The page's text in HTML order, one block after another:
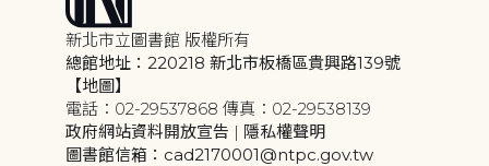
新北市立圖書館 版權所有
總館地址：220218 新北市板橋區貴興路139號
【地圖】
電話：02-29537868 傳真：02-29538139
政府網站資料開放宣告 | 隱私權聲明
圖書館信箱：cad2170001@ntpc.gov.tw